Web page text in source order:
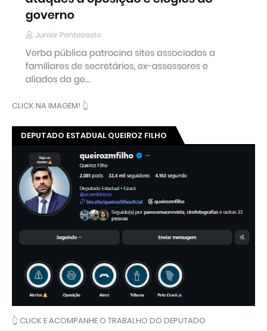
CLICK NA IMAGEM! 👆
DEPUTADO ESTADUAL QUEIROZ FILHO
👆 CLICK E ACOMPANHE O TRABALHO DO DEPUTADO